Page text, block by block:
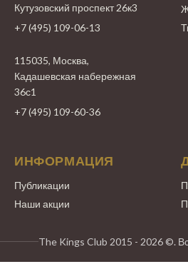
Кутузовский проспект 26к3
+7 (495) 109-06-13
115035, Москва,
Кадашевская набережная
36с1
+7 (495) 109-60-36
ИНФОРМАЦИЯ
Публикации
Наши акции
The Kings Club 2015 - 2026 ©.